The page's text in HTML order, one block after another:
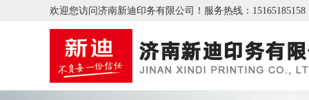
欢迎您访问济南新迪印务有限公司！ 服务热线：15165185158